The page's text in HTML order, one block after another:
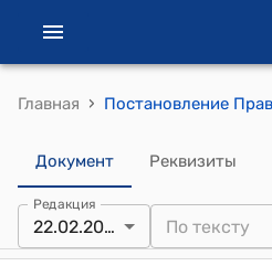
Главная ›
Документ Реквизиты
Редакция
22.02.2024